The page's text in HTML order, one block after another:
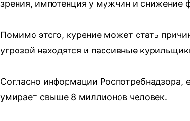
зрения, импотенция у мужчин и снижение
Помимо этого, курение может стать
угрозой находятся и пассивные
Согласно информации Роспотребнадзора,
умирает свыше 8 миллионов человек.